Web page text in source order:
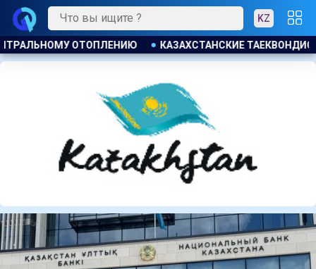
KZ
ЗАВОЕВАЛИ ЧЕТЫРЕ МЕДАЛИ НА ТУРНИРЕ В